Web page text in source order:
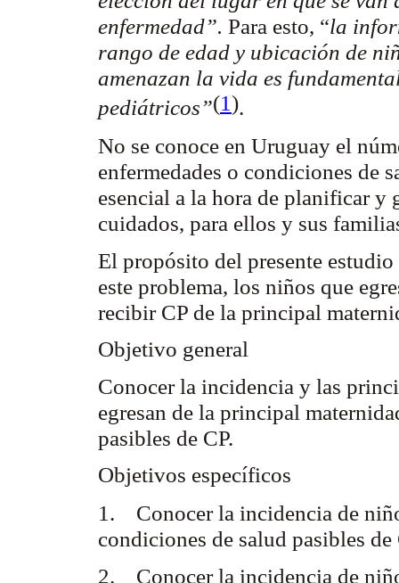
enfermedad”. Para esto, “la
rango de edad y ubicación de
amenazan la vida es
pediátricos”(1).
No se conoce en Uruguay el
enfermedades o condiciones de
esencial a la hora de planificar y
cuidados, para ellos y sus
El propósito del presente
este problema, los niños que
recibir CP de la principal
Objetivo general
Conocer la incidencia y las
egresan de la principal
pasibles de CP.
Objetivos específicos
1. Conocer la incidencia de
condiciones de salud pasibles
2. Conocer la incidencia de